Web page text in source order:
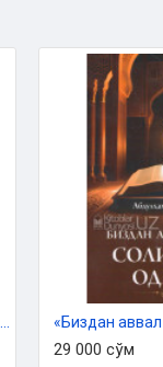
29 000 сўм